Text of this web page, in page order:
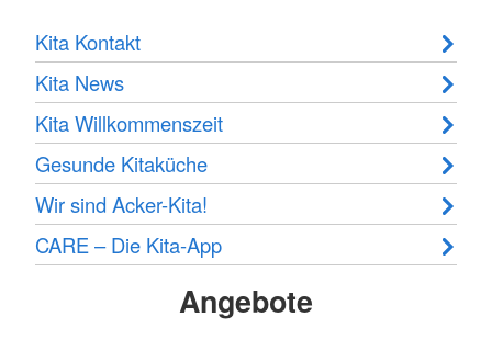
Kita Kontakt
Kita News
Kita Willkommenszeit
Gesunde Kitaküche
Wir sind Acker-Kita!
CARE – Die Kita-App
Angebote